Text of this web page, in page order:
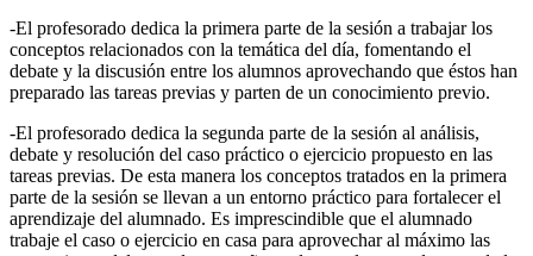
-El profesorado dedica la primera parte de la sesión a trabajar los
conceptos relacionados con la temática del día, fomentando el
debate y la discusión entre los alumnos aprovechando que éstos han
preparado las tareas previas y parten de un conocimiento previo.
-El profesorado dedica la segunda parte de la sesión al análisis,
debate y resolución del caso práctico o ejercicio propuesto en las
tareas previas. De esta manera los conceptos tratados en la primera
parte de la sesión se llevan a un entorno práctico para fortalecer el
aprendizaje del alumnado. Es imprescindible que el alumnado
trabaje el caso o ejercicio en casa para aprovechar al máximo las